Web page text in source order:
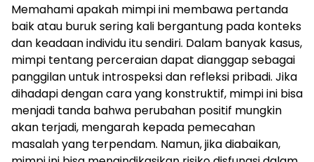
Memahami apakah mimpi ini membawa pertanda
baik atau buruk sering kali bergantung pada konteks
dan keadaan individu itu sendiri. Dalam banyak kasus,
mimpi tentang perceraian dapat dianggap sebagai
panggilan untuk introspeksi dan refleksi pribadi. Jika
dihadapi dengan cara yang konstruktif, mimpi ini bisa
menjadi tanda bahwa perubahan positif mungkin
akan terjadi, mengarah kepada pemecahan
masalah yang terpendam. Namun, jika diabaikan,